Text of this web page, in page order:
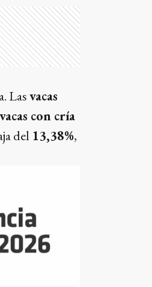
Lasvacas
vacas con cría
del 13,38%,